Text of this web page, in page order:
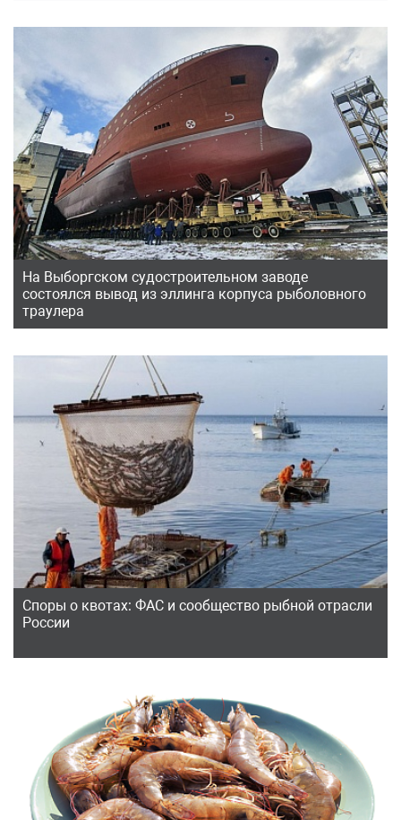
На Выборгском судостроительном заводе
состоялся вывод из эллинга корпуса рыболовного
траулера
Споры о квотах: ФАС и сообщество рыбной отрасли
России